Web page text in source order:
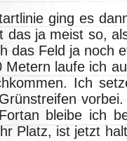
ging es
das ja meist so,
das Feld ja noch
Metern laufe ich
Ich
bleibe ich
Platz, ist jetzt